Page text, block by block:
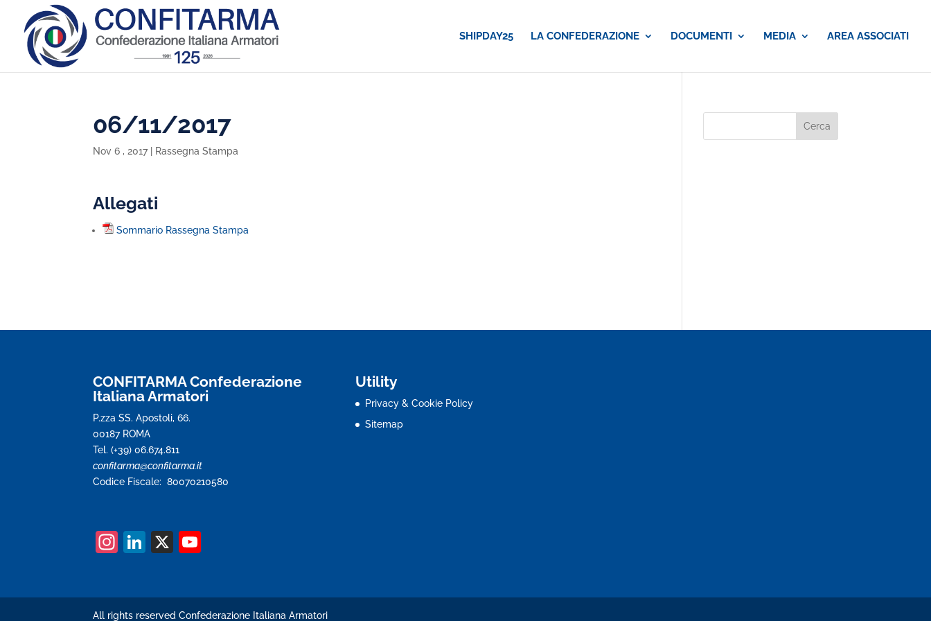
SHIPDAY25 LA CONFEDERAZIONE DOCUMENTI MEDIA AREA ASSOCIATI
06/11/2017
Nov 6 , 2017| Rassegna Stampa
Allegati
Sommario Rassegna Stampa
CONFITARMA Confederazione
Italiana Armatori
P.zza SS. Apostoli, 66.
00187 ROMA
Tel. (+39) 06.674.811
confitarma@confitarma.it
Codice Fiscale: 80070210580
In
gr
Li
e
X
T
Utility
Privacy & Cookie Policy
Sitemap
All rights reserved Confederazione Italiana Armatori